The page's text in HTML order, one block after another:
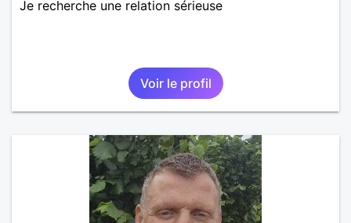
Je recherche une relation sérieuse
Voir le profil